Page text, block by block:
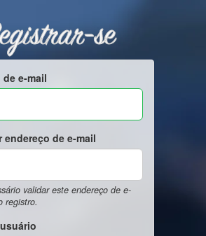
se
de e-mail
endereço de e-mail
validar este endereço de e-
registro.